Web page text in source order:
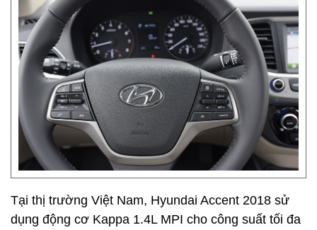
Tại thị trường Việt Nam, Hyundai Accent 2018 sử
dụng động cơ Kappa 1.4L MPI cho công suất tối đa